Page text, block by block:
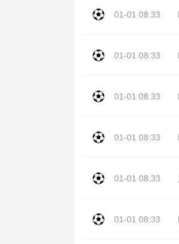
01-01 08:33
01-01 08:33
01-01 08:33
01-01 08:33
01-01 08:33
01-01 08:33